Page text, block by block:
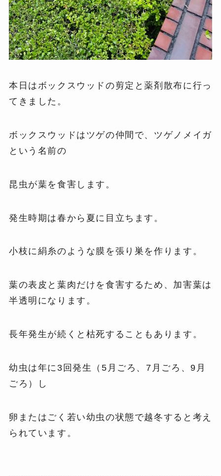
本日はボックスウッドの剪定と薬剤散布に行っ
てきました。
ボックスウッドはツゲの仲間で、ツゲノメイガ
という名前の
昆虫が葉を食害します。
発生時期は春から夏に目立ちます。
小枝に絹糸のような膜を張り巣を作ります。
葉の表皮と葉肉だけを食害するため、加害葉は
半透明になります。
長年発生が続くと枯死することもあります。
幼虫は年に3回発生（5月ごろ、7月ごろ、9月
ごろ）し
卵またはごく若い幼虫の状態で越冬すると考え
られています。